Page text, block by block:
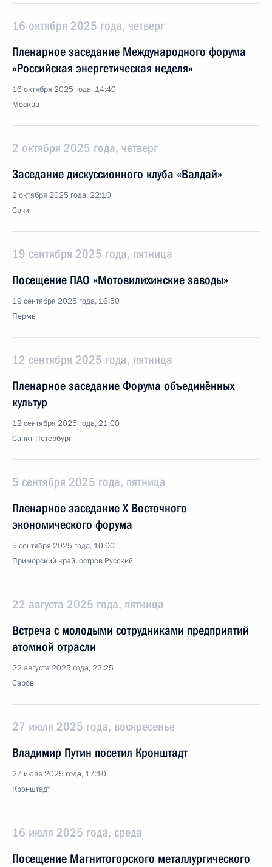
16 октября 2025 года, четверг
Пленарное заседание Международного форума
«Российская энергетическая неделя»
16 октября 2025 года, 14:40
Москва
2 октября 2025 года, четверг
Заседание дискуссионного клуба «Валдай»
2 октября 2025 года, 22:10
Сочи
19 сентября 2025 года, пятница
Посещение ПАО «Мотовилихинские заводы»
19 сентября 2025 года, 16:50
Пермь
12 сентября 2025 года, пятница
Пленарное заседание Форума объединённых
культур
12 сентября 2025 года, 21:00
Санкт-Петербург
5 сентября 2025 года, пятница
Пленарное заседание X Восточного
экономического форума
5 сентября 2025 года, 10:00
Приморский край, остров Русский
22 августа 2025 года, пятница
Встреча с молодыми сотрудниками предприятий
атомной отрасли
22 августа 2025 года, 22:25
Саров
27 июля 2025 года, воскресенье
Владимир Путин посетил Кронштадт
27 июля 2025 года, 17:10
Кронштадт
16 июля 2025 года, среда
Посещение Магнитогорского металлургического